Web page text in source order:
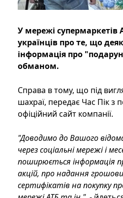
У мережі супермаркетів
українців про те, що
інформація про
обманом.
Справа в тому, що під
шахраї, передає Час Пік з
офіційний сайт компанії.
"Доводимо до Вашого
через соціальні мережі і
поширюється інформація
акцій, про надання
сертифікатів на покупку